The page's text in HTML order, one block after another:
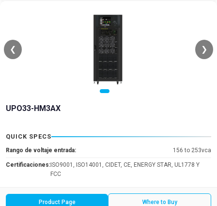
❮ ❯
UPO33-HM3AX
QUICK SPECS
Rango de voltaje entrada: 156 to 253vca
Certificaciones: ISO9001, ISO14001, CIDET, CE, ENERGY STAR, UL1778 Y
FCC
Product Page Where to Buy